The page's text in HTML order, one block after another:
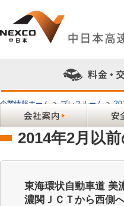
企業情報ホーム > プレスルーム >
2014年2月以
東海環状自動車道 美
濃関ＪＣＴから西側